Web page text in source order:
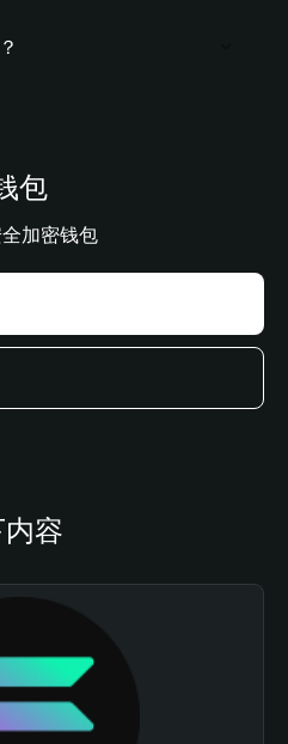
包
加密钱包
容